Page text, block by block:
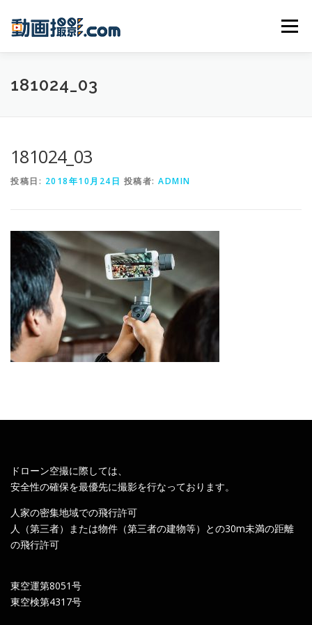
メニュー
HOME WORKS
181024_03
181024_03
投稿日: 2018年10月24日 投稿者: ADMIN
ドローン空撮に際しては、
安全性の確保を最優先に撮影を行なっております。
人家の密集地域での飛行許可
人（第三者）または物件（第三者の建物等）との30m未満の距離
の飛行許可
東空運第8051号
東空検第4317号